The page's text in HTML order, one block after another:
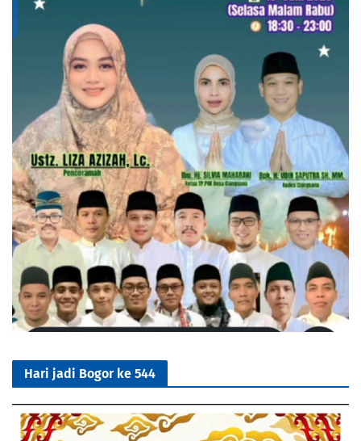
Hari jadi Bogor ke 544